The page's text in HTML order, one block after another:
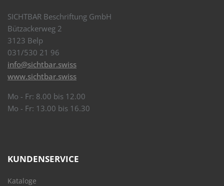
SICHTBAR Beschriftung GmbH
Bützackerweg 2
3123 Belp
031/530 21 96
info@sichtbar.swiss
www.sichtbar.swiss
Mo - Fr: 8.00 bis 12.00
Mo - Fr: 13.00 bis 16.30
KUNDENSERVICE
Kataloge